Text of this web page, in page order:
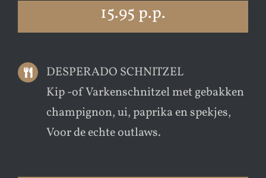
15.95 p.p.
DESPERADO SCHNITZEL
Kip -of Varkenschnitzel met gebakken
champignon, ui, paprika en spekjes,
Voor de echte outlaws.